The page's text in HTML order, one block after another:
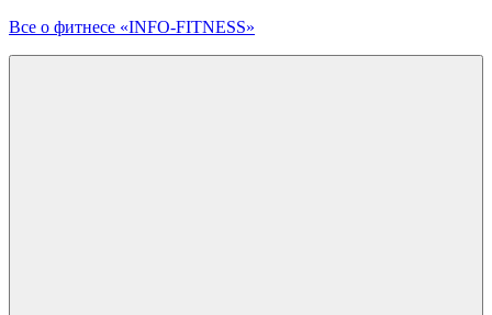
Перейти
Все о фитнесе «INFO-FITNESS»